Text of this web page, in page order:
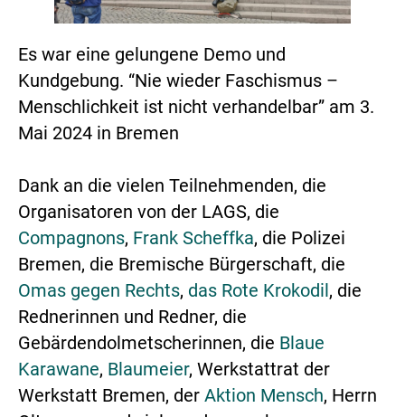
Es war eine gelungene Demo und
Kundgebung. “Nie wieder Faschismus –
Menschlichkeit ist nicht verhandelbar” am 3.
Mai 2024 in Bremen
Dank an die vielen Teilnehmenden, die
Organisatoren von der LAGS, die
Compagnons, Frank Scheffka, die Polizei
Bremen, die Bremische Bürgerschaft, die
Omas gegen Rechts, das Rote Krokodil , die
Rednerinnen und Redner, die
Gebärdendolmetscherinnen, die Blaue
Karawane, Blaumeier, Werkstattrat der
Werkstatt Bremen, der Aktion Mensch, Herrn